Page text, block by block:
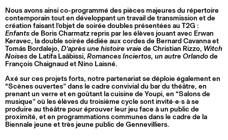
Nous avons ainsi co-programmé des pièces majeures du répertoire
contemporain tout en développant un travail de transmission et de
création faisant l’objet de soirée doubles présentées au T2G :
Enfants de Boris Charmatz repris par les élèves jouant avec Erwan
Keravec, la double soirée dédiée aux cordes de Bernard Cavanna et
Tomás Bordalejo, D’après une histoire vraie de Christian Rizzo, Witch
Noises de Latifa Laâbissi, Romances Inciertos, un autre Orlando de
François Chaignaud et Nino Laisné.
Axé sur ces projets forts, notre partenariat se déploie également en
“Scènes ouvertes” dans le cadre convivial du bar du théâtre, en
prenant un verre et en goûtant la cuisine de Youpi, en “Salons de
musique” où les élèves du troisième cycle sont invité·e·s à se
produire au théâtre pour éprouver leur jeu face à un public de
proximité, et en programmations communes dans le cadre de la
Biennale jeune et très jeune public de Gennevilliers.